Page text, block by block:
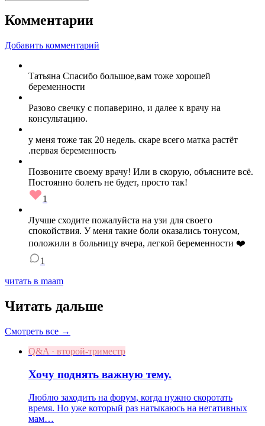
Комментарии
Добавить комментарий
Татьяна Спасибо большое,вам тоже хорошей
беременности
Разово свечку с попаверино, и далее к врачу на
консультацию.
у меня тоже так 20 недель. скаре всего матка растёт
.первая беременность
Позвоните своему врачу! Или в скорую, объясните всё.
Постоянно болеть не будет, просто так!
1
Лучше сходите пожалуйста на узи для своего
спокойствия. У меня такие боли оказались тонусом,
положили в больницу вчера, легкой беременности ❤️
1
читать в maam
Читать дальше
Смотреть все →
Q&A · второй-триместр
Хочу поднять важную тему.
Люблю заходить на форум, когда нужно скоротать
время. Но уже который раз натыкаюсь на негативных
мам…